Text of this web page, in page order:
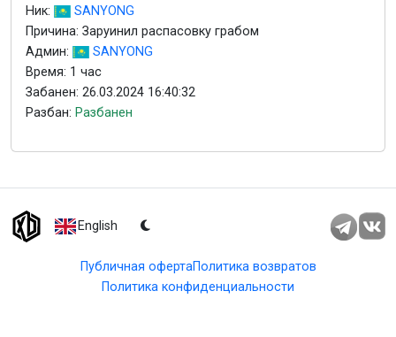
Ник:
SANYONG
Причина: Заруинил распасовку грабом
Админ:
SANYONG
Время: 1 час
Забанен: 26.03.2024 16:40:32
Разбан: Разбанен
English
Публичная офертаПолитика возвратов
Политика конфиденциальности